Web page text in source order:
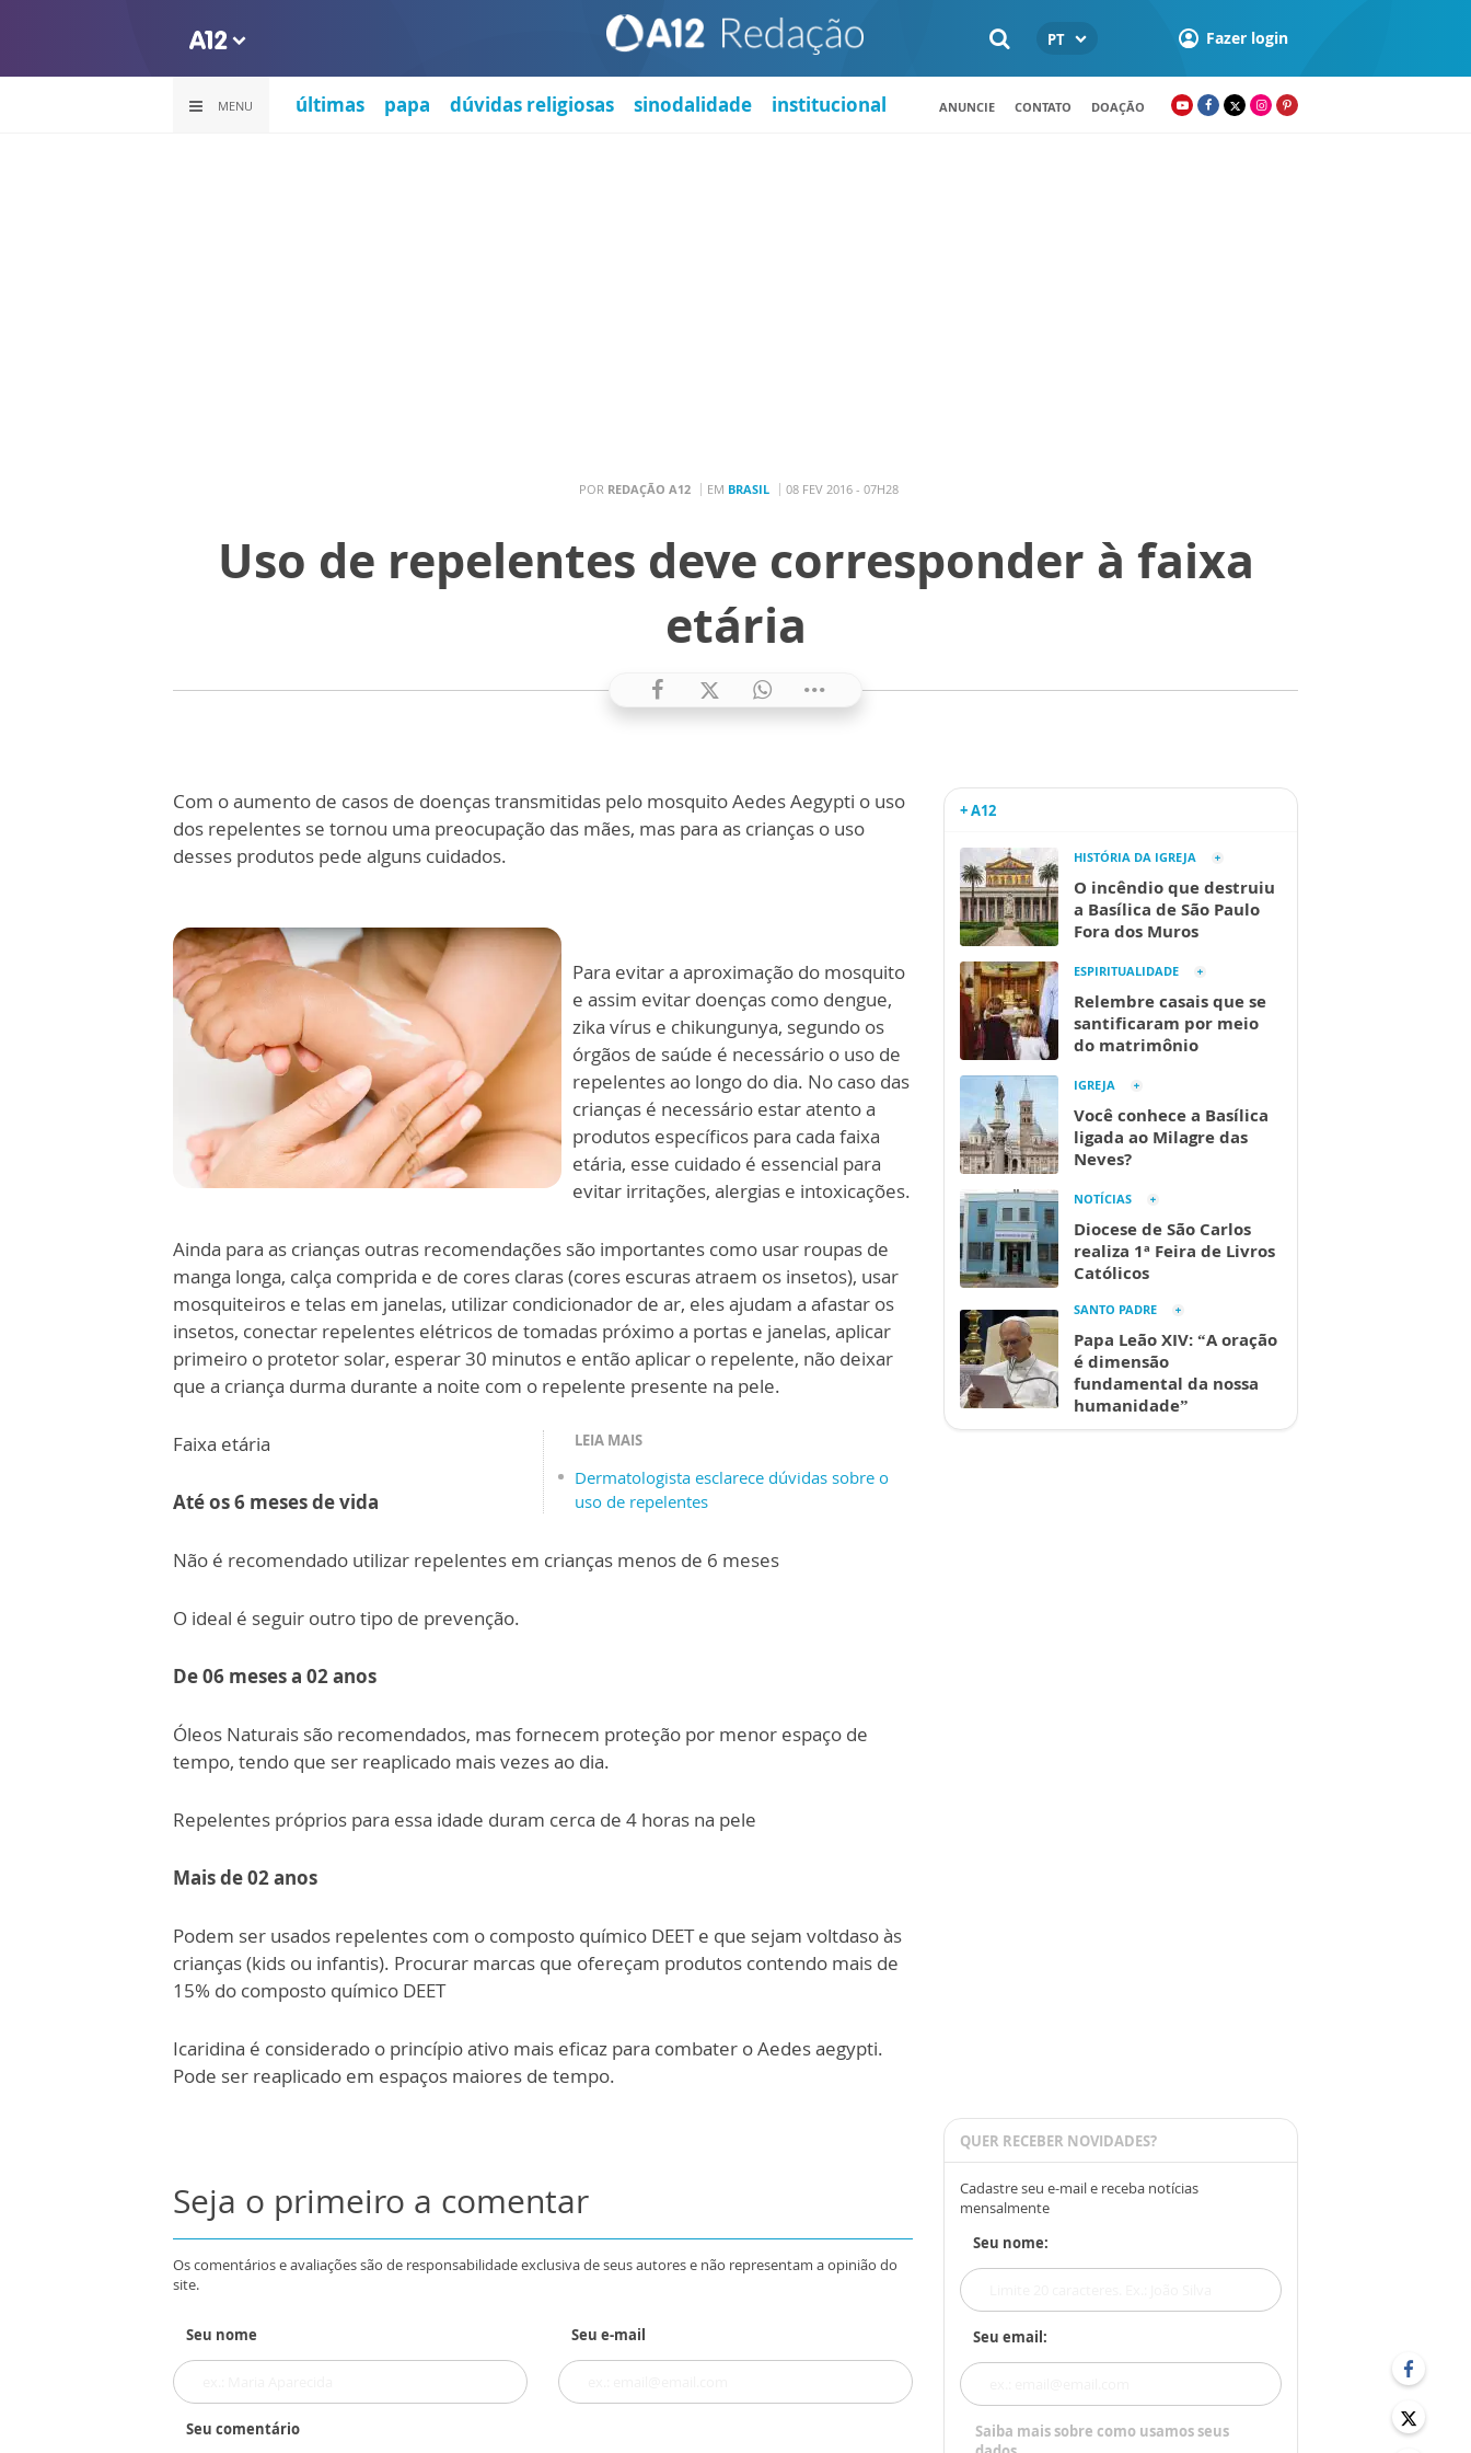
PT Fazer login
MENU últimas papa dúvidas religiosas sinodalidade institucional ANUNCIE CONTATO DOAÇÃO
POR REDAÇÃO A12 EM BRASIL 08 FEV 2016 - 07H28
Uso de repelentes deve corresponder à faixa
etária
Com o aumento de casos de doenças transmitidas pelo mosquito Aedes Aegypti o uso
dos repelentes se tornou uma preocupação das mães, mas para as crianças o uso
desses produtos pede alguns cuidados.
Para evitar a aproximação do mosquito
e assim evitar doenças como dengue,
zika vírus e chikungunya, segundo os
órgãos de saúde é necessário o uso de
repelentes ao longo do dia. No caso das
crianças é necessário estar atento a
produtos específicos para cada faixa
etária, esse cuidado é essencial para
evitar irritações, alergias e intoxicações.
Ainda para as crianças outras recomendações são importantes como usar roupas de
manga longa, calça comprida e de cores claras (cores escuras atraem os insetos), usar
mosquiteiros e telas em janelas, utilizar condicionador de ar, eles ajudam a afastar os
insetos, conectar repelentes elétricos de tomadas próximo a portas e janelas, aplicar
primeiro o protetor solar, esperar 30 minutos e então aplicar o repelente, não deixar
que a criança durma durante a noite com o repelente presente na pele.
LEIA MAIS
Dermatologista esclarece dúvidas sobre o
uso de repelentes
Faixa etária
Até os 6 meses de vida
Não é recomendado utilizar repelentes em crianças menos de 6 meses
O ideal é seguir outro tipo de prevenção.
De 06 meses a 02 anos
Óleos Naturais são recomendados, mas fornecem proteção por menor espaço de
tempo, tendo que ser reaplicado mais vezes ao dia.
Repelentes próprios para essa idade duram cerca de 4 horas na pele
Mais de 02 anos
Podem ser usados repelentes com o composto químico DEET e que sejam voltdaso às
crianças (kids ou infantis). Procurar marcas que ofereçam produtos contendo mais de
15% do composto químico DEET
Icaridina é considerado o princípio ativo mais eficaz para combater o Aedes aegypti.
Pode ser reaplicado em espaços maiores de tempo.
Seja o primeiro a comentar
Os comentários e avaliações são de responsabilidade exclusiva de seus autores e não representam a opinião do
site.
Seu nome Seu e-mail
Seu comentário
+ A12
HISTÓRIA DA IGREJA
O incêndio que destruiu
a Basílica de São Paulo
Fora dos Muros
ESPIRITUALIDADE
Relembre casais que se
santificaram por meio
do matrimônio
IGREJA
Você conhece a Basílica
ligada ao Milagre das
Neves?
NOTÍCIAS
Diocese de São Carlos
realiza 1ª Feira de Livros
Católicos
SANTO PADRE
Papa Leão XIV: “A oração
é dimensão
fundamental da nossa
humanidade”
QUER RECEBER NOVIDADES?
Cadastre seu e-mail e receba notícias
mensalmente
Seu nome:
Seu email:
Saiba mais sobre como usamos seus